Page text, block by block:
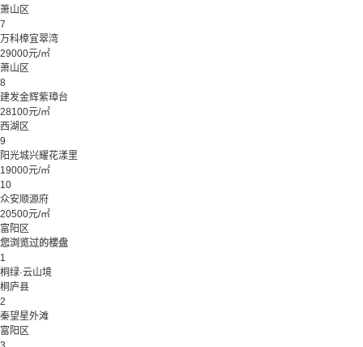
萧山区
7
万科樟宜翠湾
29000元/㎡
萧山区
8
建发金辉紫璋台
28100元/㎡
西湖区
9
阳光城兴耀花漾里
19000元/㎡
10
众安顺源府
20500元/㎡
富阳区
您浏览过的楼盘
1
桐绿·云山境
桐庐县
2
秦望星外滩
富阳区